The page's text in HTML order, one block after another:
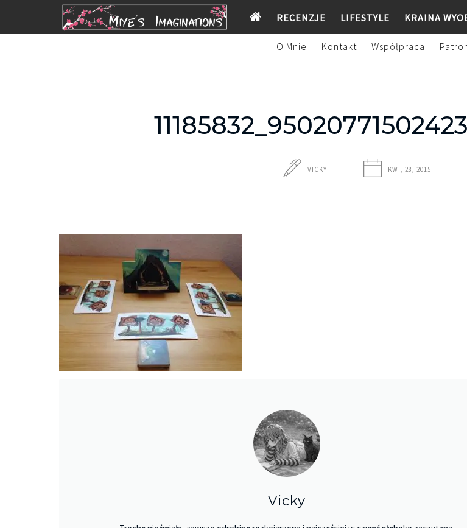
RECENZJE LIFESTYLE KRAINA
O Mnie Kontakt Współpraca
VICKY KWI, 28, 2015
Vicky
Księgarnie i